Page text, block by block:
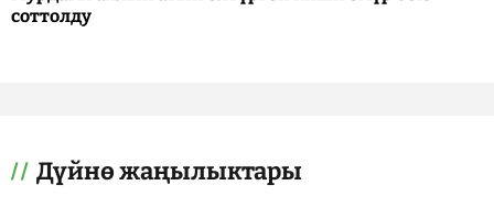
соттолду
Дүйнө жаңылыктары